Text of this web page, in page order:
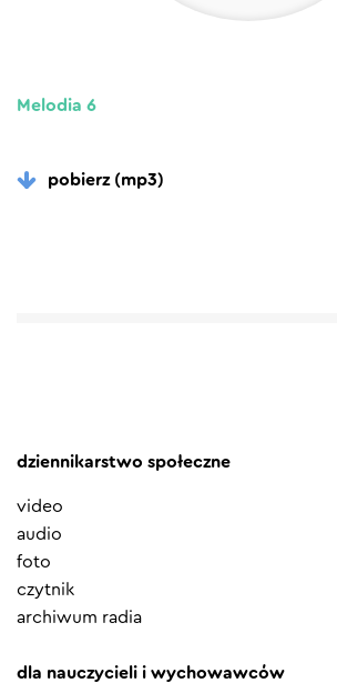
Melodia 6
pobierz (mp3)
dziennikarstwo społeczne
video
audio
foto
czytnik
archiwum radia
dla nauczycieli i wychowawców